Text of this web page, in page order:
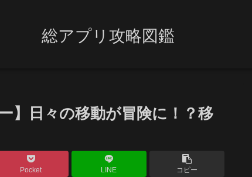
総アプリ攻略図鑑
】日々の移動が冒険に！？移
Pocket LINE コピー